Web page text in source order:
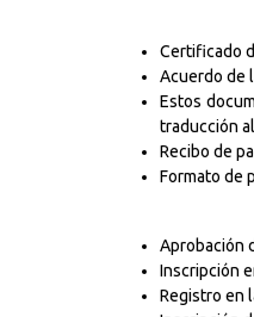
Certificado
Acuerdo de
Estos
traducción
Recibo de
Formato de
Aprobación
Inscripción
Registro en